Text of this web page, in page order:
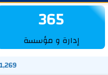
365
إدارة و مؤسسة
1,269